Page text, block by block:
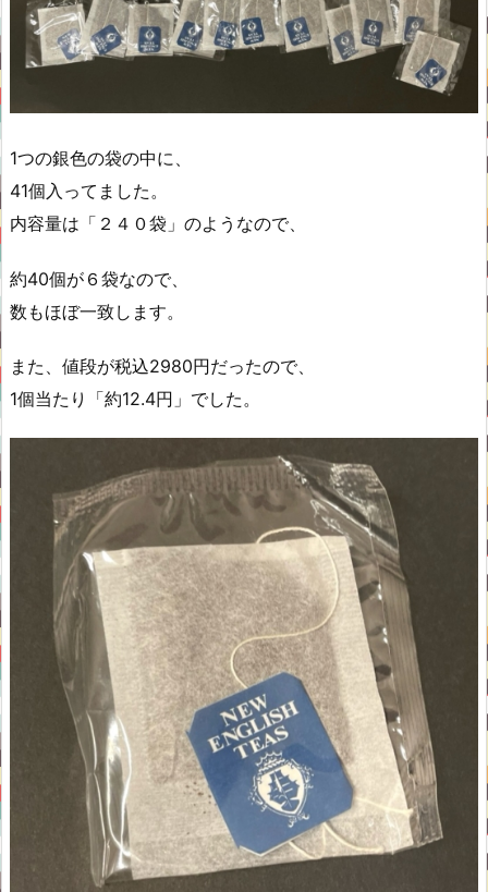
1つの銀色の袋の中に、
41個入ってました。
内容量は「２４０袋」のようなので、
約40個が６袋なので、
数もほぼ一致します。
また、値段が税込2980円だったので、
1個当たり「約12.4円」でした。